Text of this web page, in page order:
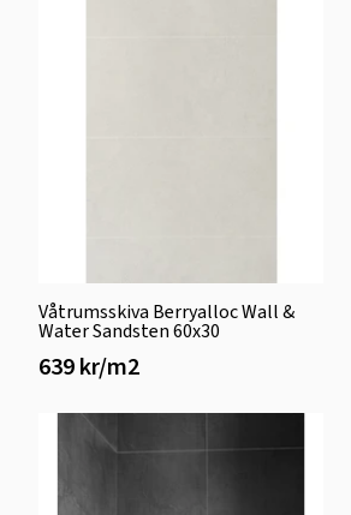
Våtrumsskiva Berryalloc Wall &
Water Sandsten 60x30
639 kr/m2